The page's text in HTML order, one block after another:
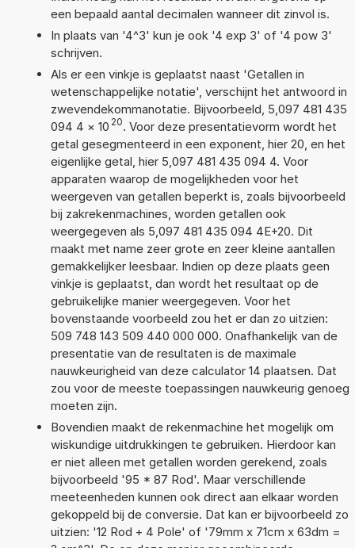
een bepaald aantal decimalen wanneer dit zinvol is.
In plaats van '4^3' kun je ook '4 exp 3' of '4 pow 3'
schrijven.
Als er een vinkje is geplaatst naast 'Getallen in
wetenschappelijke notatie', verschijnt het antwoord in
zwevendekommanotatie. Bijvoorbeeld, 5,097 481 435
094 4 × 10 20. Voor deze presentatievorm wordt het
getal gesegmenteerd in een exponent, hier 20, en het
eigenlijke getal, hier 5,097 481 435 094 4. Voor
apparaten waarop de mogelijkheden voor het
weergeven van getallen beperkt is, zoals bijvoorbeeld
bij zakrekenmachines, worden getallen ook
weergegeven als 5,097 481 435 094 4E+20. Dit
maakt met name zeer grote en zeer kleine aantallen
gemakkelijker leesbaar. Indien op deze plaats geen
vinkje is geplaatst, dan wordt het resultaat op de
gebruikelijke manier weergegeven. Voor het
bovenstaande voorbeeld zou het er dan zo uitzien:
509 748 143 509 440 000 000. Onafhankelijk van de
presentatie van de resultaten is de maximale
nauwkeurigheid van deze calculator 14 plaatsen. Dat
zou voor de meeste toepassingen nauwkeurig genoeg
moeten zijn.
Bovendien maakt de rekenmachine het mogelijk om
wiskundige uitdrukkingen te gebruiken. Hierdoor kan
er niet alleen met getallen worden gerekend, zoals
bijvoorbeeld '95 * 87 Rod'. Maar verschillende
meeteenheden kunnen ook direct aan elkaar worden
gekoppeld bij de conversie. Dat kan er bijvoorbeeld zo
uitzien: '12 Rod + 4 Pole' of '79mm x 71cm x 63dm =